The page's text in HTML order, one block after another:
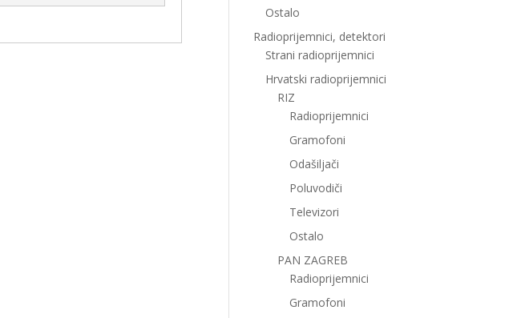
Ostalo
Radioprijemnici, detektori
Strani radioprijemnici
Hrvatski radioprijemnici
RIZ
Radioprijemnici
Gramofoni
Odašiljači
Poluvodiči
Televizori
Ostalo
PAN ZAGREB
Radioprijemnici
Gramofoni